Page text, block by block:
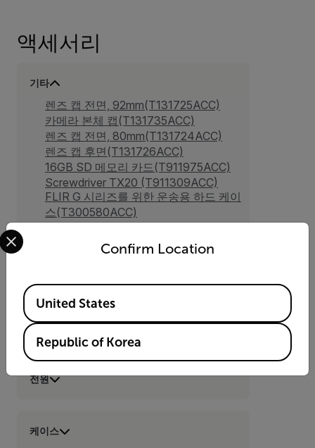
액세서리
기타
렌즈 캡 전면, 92mm(T131725ACC)
카메라 본체 캡(T131735ACC)
렌즈 캡 전면, 80mm(T131724ACC)
렌즈 캡 후면(T131726ACC)
16GB SD 메모리 카드(T911975ACC)
Screwdriver TX20 (T911309ACC)
FLIR G 시리즈를 위한 운송용 하드 케이
스(T300580ACC)
케이블 어댑터
전원
케이스
Confirm Location
Select your preferred country and language from the
Available Locations
United States
Republic of Korea